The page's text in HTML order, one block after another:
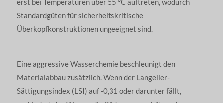
Standardgüten für sicherheitskritische
Überkopfkonstruktionen ungeeignet sind.
Eine aggressive Wasserchemie beschleunigt den
Materialabbau zusätzlich. Wenn der Langelier-
Sättigungsindex (LSI) auf -0,31 oder darunter fällt,